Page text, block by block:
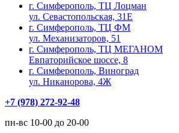
г. Симферополь, ТЦ Лоцман
ул. Севастопольская, 31Е
г. Симферополь, ТЦ ФМ
ул. Механизаторов, 51
г. Симферополь, ТЦ МЕГАНОМ
Евпаторийское шоссе, 8
г. Симферополь, Виноград
ул. Никанорова, 4Ж
+7 (978) 272-92-48
пн-вс 10-00 до 20-00